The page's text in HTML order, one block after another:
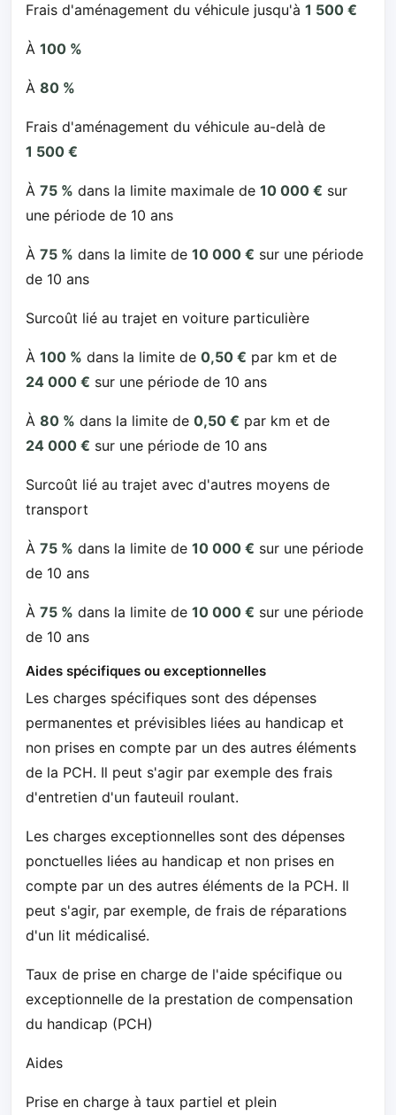
Frais d'aménagement du véhicule jusqu'à 1 500 €
À 100 %
À 80 %
Frais d'aménagement du véhicule au-delà de
1 500 €
À 75 % dans la limite maximale de 10 000 € sur
une période de 10 ans
À 75 % dans la limite de 10 000 € sur une période
de 10 ans
Surcoût lié au trajet en voiture particulière
À 100 % dans la limite de 0,50 € par km et de
24 000 € sur une période de 10 ans
À 80 % dans la limite de 0,50 € par km et de
24 000 € sur une période de 10 ans
Surcoût lié au trajet avec d'autres moyens de
transport
À 75 % dans la limite de 10 000 € sur une période
de 10 ans
À 75 % dans la limite de 10 000 € sur une période
de 10 ans
Aides spécifiques ou exceptionnelles
Les charges spécifiques sont des dépenses
permanentes et prévisibles liées au handicap et
non prises en compte par un des autres éléments
de la PCH. Il peut s'agir par exemple des frais
d'entretien d'un fauteuil roulant.
Les charges exceptionnelles sont des dépenses
ponctuelles liées au handicap et non prises en
compte par un des autres éléments de la PCH. Il
peut s'agir, par exemple, de frais de réparations
d'un lit médicalisé.
Taux de prise en charge de l'aide spécifique ou
exceptionnelle de la prestation de compensation
du handicap (PCH)
Aides
Prise en charge à taux partiel et plein